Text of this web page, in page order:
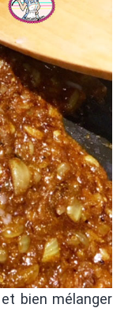
et bien mélanger